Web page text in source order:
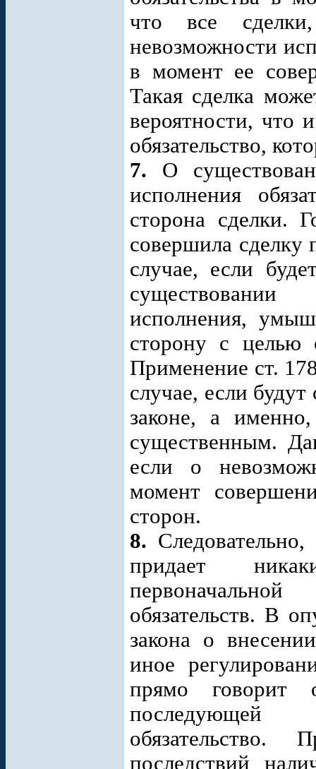
что все
невозможности
в момент ее
Такая сделка
вероятности, что
обязательство,
7. О
исполнения
сторона сделки.
совершила сделку
случае, если
существовании
исполнения,
сторону с целью
Применение ст.
случае, если
законе, а
существенным.
если о
момент
сторон.
8.
придает
обязательств. В
закона о
иное
прямо говорит
последующей
последствий